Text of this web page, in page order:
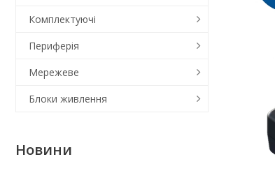
Комплектуючі
Периферія
Мережеве
Блоки живлення
Новини